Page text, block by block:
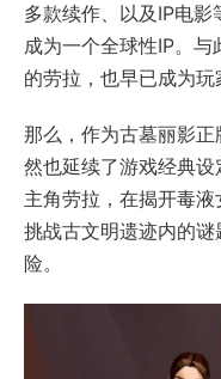
多款续作、以及IP电
成为一个全球性IP。
的劳拉，也早已成为玩
那么，作为古墓丽影
然也延续了游戏经典
主角劳拉，在揭开毒
挑战古文明遗迹内的
险。